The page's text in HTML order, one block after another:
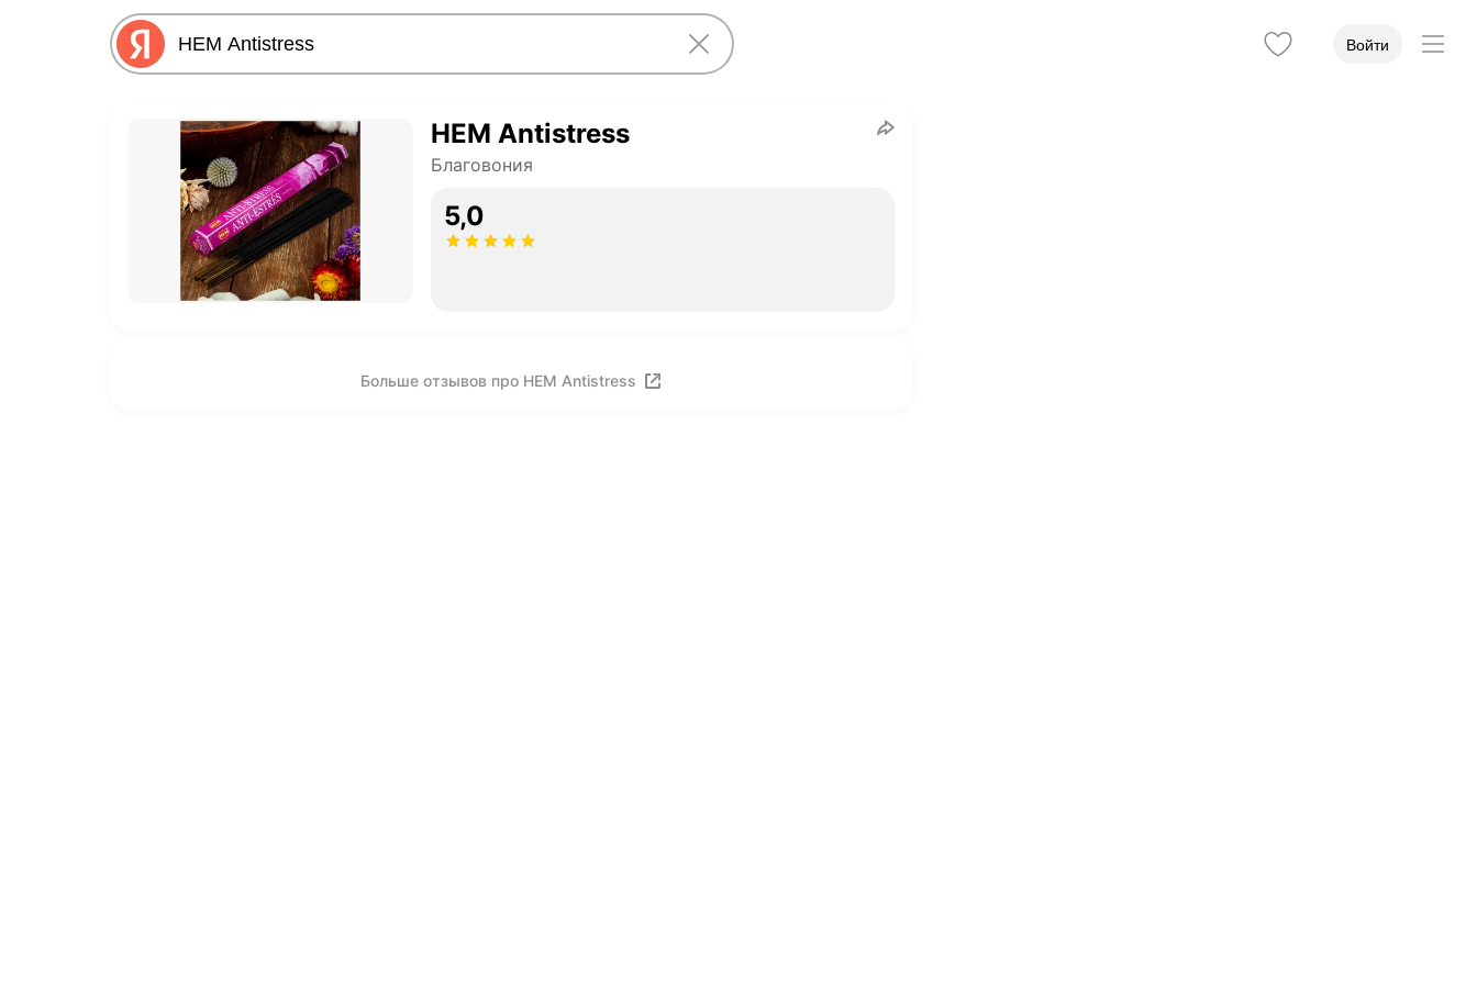
Войти
HEM Antistress
Благовония
5,0
Больше отзывов про HEM Antistress